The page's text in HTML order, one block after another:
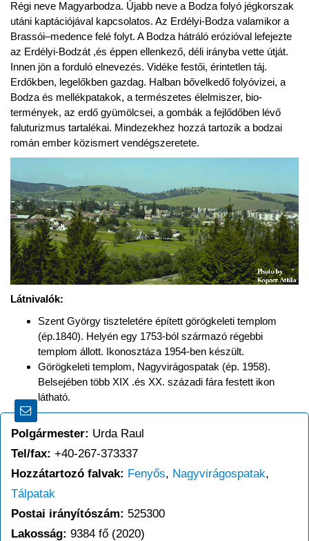
Régi neve Magyarbodza. Újabb neve a Bodza folyó jégkorszak
utáni kaptációjával kapcsolatos. Az Erdélyi-Bodza valamikor a
Brassói–medence felé folyt. A Bodza hátráló erózióval lefejezte
az Erdélyi-Bodzát ,és éppen ellenkező, déli irányba vette útját.
Innen jön a forduló elnevezés. Vidéke festői, érintetlen táj.
Erdőkben, legelőkben gazdag. Halban bővelkedő folyóvizei, a
Bodza és mellékpatakok, a természetes élelmiszer, bio-
termények, az erdő gyümölcsei, a gombák a fejlődőben lévő
faluturizmus tartalékai. Mindezekhez hozzá tartozik a bodzai
román ember közismert vendégszeretete.
Látnivalók:
Szent György tiszteletére épített görögkeleti templom
(ép.1840). Helyén egy 1753-ból származó régebbi
templom állott. Ikonosztáza 1954-ben készült.
Görögkeleti templom, Nagyvirágospatak (ép. 1958).
Belsejében több XIX .és XX. századi fára festett ikon
látható.
Polgármester: Urda Raul
Tel/fax: +40-267-373337
Hozzátartozó falvak: Fenyős, Nagyvirágospatak,
Tálpatak
Postai irányítószám: 525300
Lakosság: 9384 fő (2020)